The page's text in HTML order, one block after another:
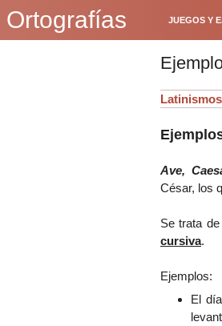
Ortografías JUEGOS Y
Latinismos
Ave,
César, los
Se trata
cursiva.
Ejemplos:
El